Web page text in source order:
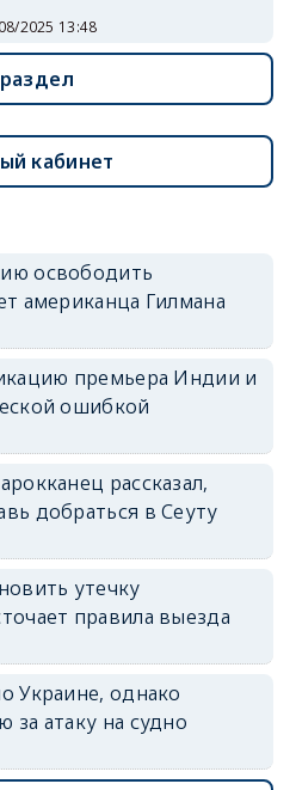
2025 13:48
кабинет
освободить
американца Гилмана
премьера Индии и
ошибкой
рассказал,
добраться в Сеуту
утечку
правила выезда
Украине, однако
за атаку на судно